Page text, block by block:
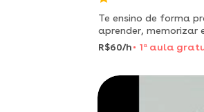
Te ensino de forma
aprender, memorizar
trabalhos
R$60/h 1 a aula